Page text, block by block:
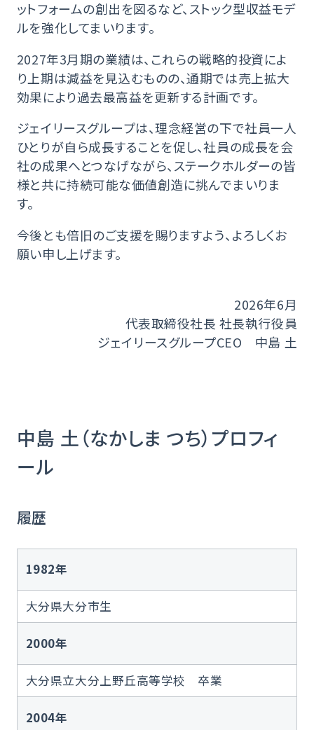
ットフォームの創出を図るなど、ストック型収益モデ
ルを強化してまいります。
2027年3月期の業績は、これらの戦略的投資によ
り上期は減益を見込むものの、通期では売上拡大
効果により過去最高益を更新する計画です。
ジェイリースグループは、理念経営の下で社員一人
ひとりが自ら成長することを促し、社員の成長を会
社の成果へとつなげながら、ステークホルダーの皆
様と共に持続可能な価値創造に挑んでまいりま
す。
今後とも倍旧のご支援を賜りますよう、よろしくお
願い申し上げます。
2026年6月
代表取締役社長 社長執行役員
ジェイリースグループCEO 中島 土
中島 土（なかしま つち）プロフィ
ール
履歴
1982年
大分県大分市生
2000年
大分県立大分上野丘高等学校 卒業
2004年